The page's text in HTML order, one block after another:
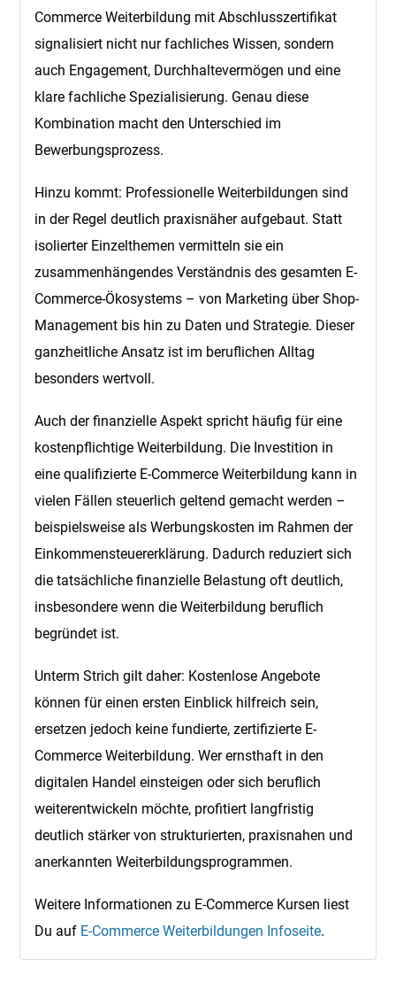
Commerce Weiterbildung mit Abschlusszertifikat
signalisiert nicht nur fachliches Wissen, sondern
auch Engagement, Durchhaltevermögen und eine
klare fachliche Spezialisierung. Genau diese
Kombination macht den Unterschied im
Bewerbungsprozess.
Hinzu kommt: Professionelle Weiterbildungen sind
in der Regel deutlich praxisnäher aufgebaut. Statt
isolierter Einzelthemen vermitteln sie ein
zusammenhängendes Verständnis des gesamten E-
Commerce-Ökosystems – von Marketing über Shop-
Management bis hin zu Daten und Strategie. Dieser
ganzheitliche Ansatz ist im beruflichen Alltag
besonders wertvoll.
Auch der finanzielle Aspekt spricht häufig für eine
kostenpflichtige Weiterbildung. Die Investition in
eine qualifizierte E-Commerce Weiterbildung kann in
vielen Fällen steuerlich geltend gemacht werden –
beispielsweise als Werbungskosten im Rahmen der
Einkommensteuererklärung. Dadurch reduziert sich
die tatsächliche finanzielle Belastung oft deutlich,
insbesondere wenn die Weiterbildung beruflich
begründet ist.
Unterm Strich gilt daher: Kostenlose Angebote
können für einen ersten Einblick hilfreich sein,
ersetzen jedoch keine fundierte, zertifizierte E-
Commerce Weiterbildung. Wer ernsthaft in den
digitalen Handel einsteigen oder sich beruflich
weiterentwickeln möchte, profitiert langfristig
deutlich stärker von strukturierten, praxisnahen und
anerkannten Weiterbildungsprogrammen.
Weitere Informationen zu E-Commerce Kursen liest
Du auf E-Commerce Weiterbildungen Infoseite.